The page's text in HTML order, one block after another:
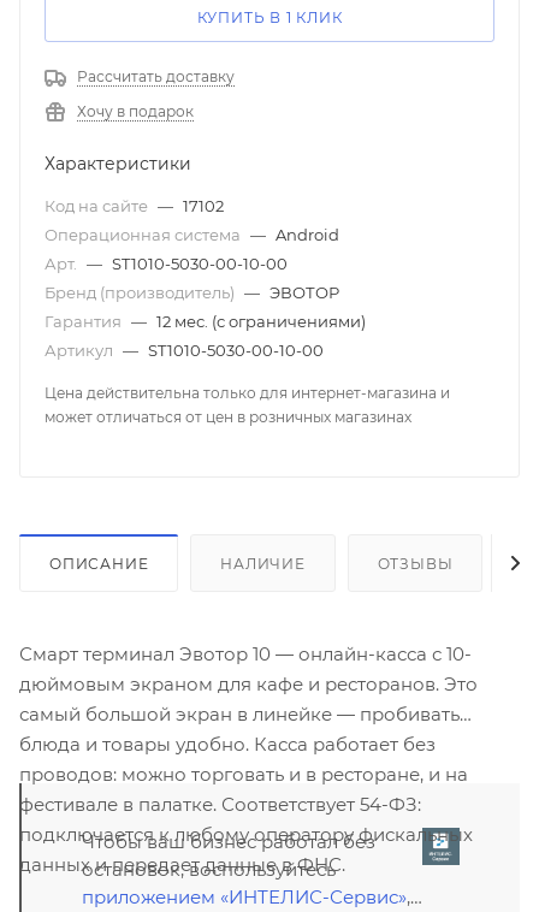
КУПИТЬ В 1 КЛИК
Рассчитать доставку
Хочу в подарок
Характеристики
Код на сайте — 17102
Операционная система — Android
Арт. — ST1010-5030-00-10-00
Бренд (производитель) — ЭВОТОР
Гарантия — 12 мес. (с ограничениями)
Артикул — ST1010-5030-00-10-00
Цена действительна только для интернет-магазина и
может отличаться от цен в розничных магазинах
ОПИСАНИЕ НАЛИЧИЕ ОТЗЫВЫ
Смарт терминал Эвотор 10 — онлайн-касса с 10-
дюймовым экраном для кафе и ресторанов. Это
самый большой экран в линейке — пробивать
блюда и товары удобно. Касса работает без
проводов: можно торговать и в ресторане, и на
фестивале в палатке. Соответствует 54-ФЗ:
подключается к любому оператору фискальных
данных и передает данные в ФНС.
Чтобы ваш бизнес работал без
остановок, воспользуйтесь
приложением «ИНТЕЛИС-Сервис»,